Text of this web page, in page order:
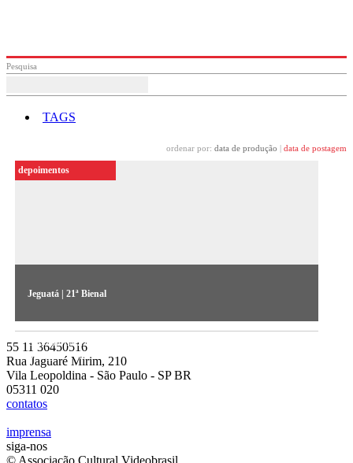
Pesquisa
TAGS
ordenar por: data de produção data de postagem
Jeguatá | 21ª Bienal
Os artistas falam sobre sua obra Jeguatá – caderno de viagem,
exposta na 21ª Bienal de Arte Contemporânea
Sesc_Videobrasil
depoimentos
55 11 36450516
Rua Jaguaré Mirim, 210
Vila Leopoldina - São Paulo - SP BR
05311 020
contatos
imprensa
siga-nos